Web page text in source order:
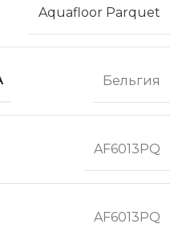
Aquafloor Parquet
Бельгия
AF6013PQ
AF6013PQ